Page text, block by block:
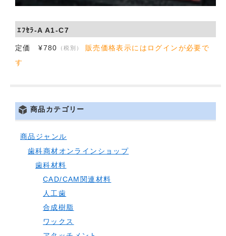
お問い合わせ
ｴﾌｾﾗ-A A1-C7
定価 ¥780 （税別）
販売価格表示にはログインが必要で
す
商品カテゴリー
商品ジャンル
歯科商材オンラインショップ
歯科材料
CAD/CAM関連材料
人工歯
合成樹脂
ワックス